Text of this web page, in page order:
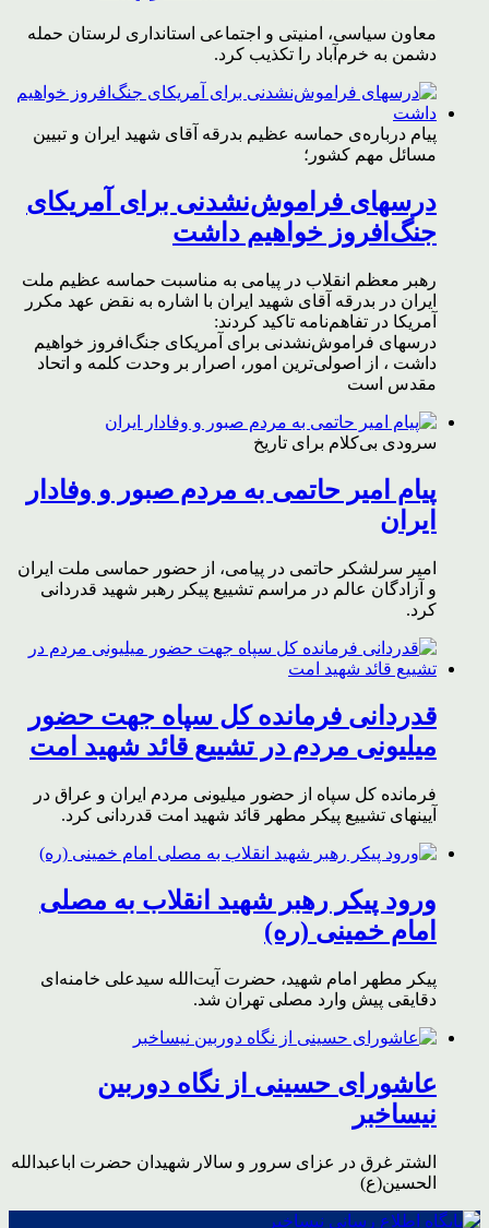
معاون سیاسی، امنیتی و اجتماعی استانداری لرستان حمله
دشمن به خرم‌آباد را تکذیب کرد.
پیام درباره‌ی حماسه عظیم بدرقه آقای شهید ایران و تبیین
مسائل مهم کشور؛
درسهای فراموش‌نشدنی برای آمریکای
جنگ‌افروز خواهیم داشت
رهبر معظم انقلاب در پیامی به مناسبت حماسه عظیم ملت
ایران در بدرقه آقای شهید ایران با اشاره به نقض عهد مکرر
آمریکا در تفاهم‌نامه تاکید کردند:
درسهای فراموش‌نشدنی برای آمریکای جنگ‌افروز خواهیم
داشت ، از اصولی‌ترین امور، اصرار بر وحدت کلمه و اتحاد
مقدس است
سرودی بی‌کلام برای تاریخ
پیام امیر حاتمی به مردم صبور و وفادار
ایران
امیر سرلشکر حاتمی در پیامی، از حضور حماسی ملت ایران
و آزادگان عالم در مراسم تشییع پیکر رهبر شهید قدردانی
کرد.
قدردانی فرمانده کل سپاه جهت حضور
میلیونی مردم در تشییع قائد شهید امت
فرمانده کل سپاه از حضور میلیونی مردم ایران و عراق در
آیینهای تشییع پیکر مطهر قائد شهید امت قدردانی کرد.
ورود پیکر رهبر شهید انقلاب به مصلی
امام خمینی (ره)
پیکر مطهر امام شهید،‌ حضرت آیت‌الله سیدعلی خامنه‌ای
دقایقی پیش وارد مصلی تهران شد.
عاشورای حسینی از نگاه دوربین
نیساخبر
الشتر غرق در عزای سرور و سالار شهیدان حضرت اباعبدالله
الحسین(ع)